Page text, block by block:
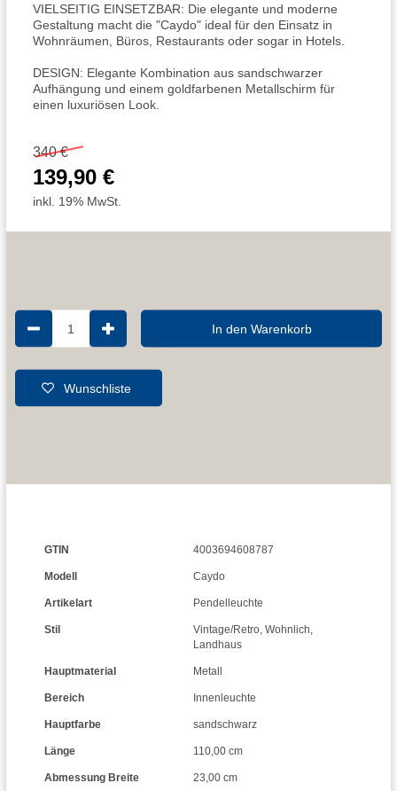
VIELSEITIG EINSETZBAR: Die elegante und moderne
Gestaltung macht die "Caydo" ideal für den Einsatz in
Wohnräumen, Büros, Restaurants oder sogar in Hotels.
DESIGN: Elegante Kombination aus sandschwarzer
Aufhängung und einem goldfarbenen Metallschirm für
einen luxuriösen Look.
340 €
139,90 €
inkl. 19% MwSt.
1 In den Warenkorb
Wunschliste
GTIN 4003694608787
Modell Caydo
Artikelart Pendelleuchte
Stil Vintage/Retro, Wohnlich,
Landhaus
Hauptmaterial Metall
Bereich Innenleuchte
Hauptfarbe sandschwarz
Länge 110,00 cm
Abmessung Breite 23,00 cm